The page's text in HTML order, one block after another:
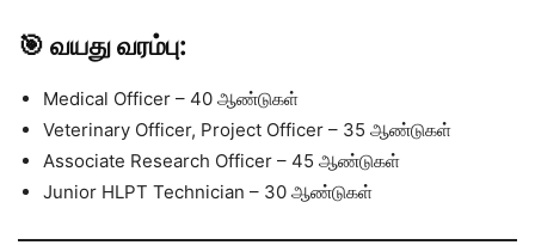
🎯 வயது வரம்பு:
Medical Officer – 40 ஆண்டுகள்
Veterinary Officer, Project Officer – 35 ஆண்டுகள்
Associate Research Officer – 45 ஆண்டுகள்
Junior HLPT Technician – 30 ஆண்டுகள்